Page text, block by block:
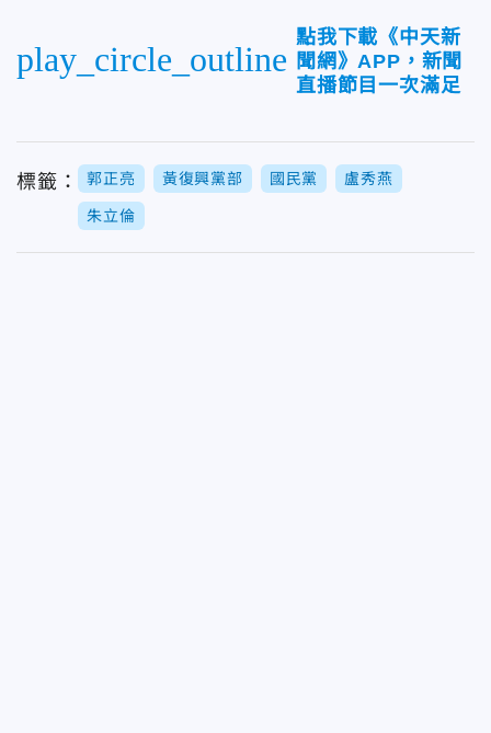
play_circle_outline
點我下載《中天新
聞網》APP，新聞
直播節目一次滿足
標籤： 郭正亮 黃復興黨部 國民黨 盧秀燕
朱立倫